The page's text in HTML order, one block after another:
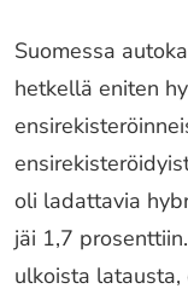
Suomessa
hetkellä eniten
oli ladattavia
jäi 1,7
ulkoista